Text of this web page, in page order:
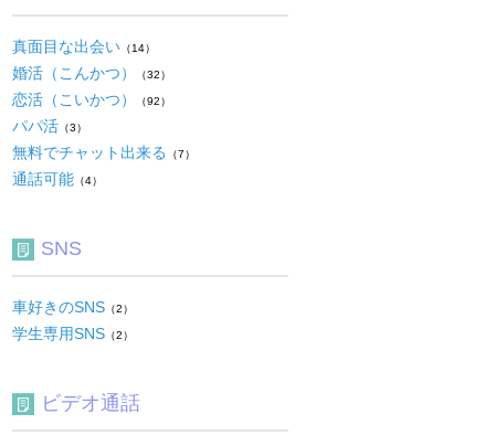
真面目な出会い （14）
婚活（こんかつ） （32）
恋活（こいかつ） （92）
パパ活 （3）
無料でチャット出来る （7）
通話可能 （4）
SNS
車好きのSNS （2）
学生専用SNS （2）
ビデオ通話